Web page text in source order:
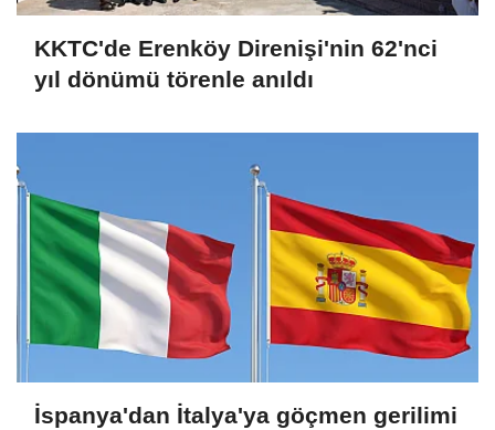
KKTC'de Erenköy Direnişi'nin 62'nci
yıl dönümü törenle anıldı
İspanya'dan İtalya'ya göçmen gerilimi